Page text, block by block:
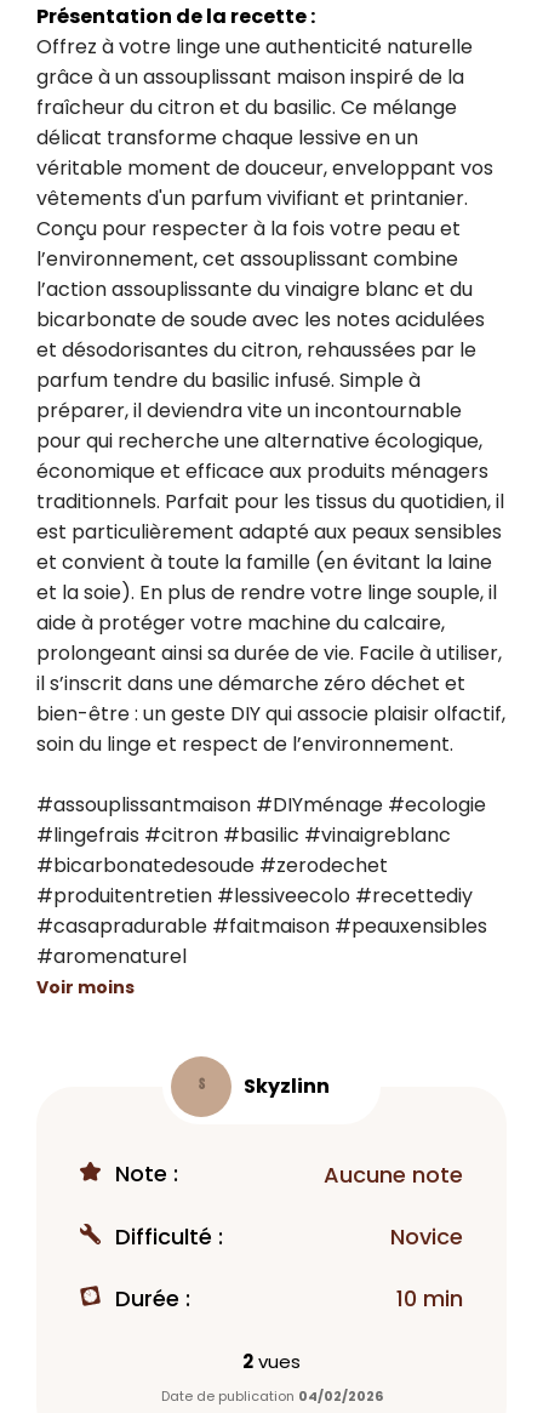
Présentation de la recette :
Offrez à votre linge une authenticité naturelle
grâce à un assouplissant maison inspiré de la
fraîcheur du citron et du basilic. Ce mélange
délicat transforme chaque lessive en un
véritable moment de douceur, enveloppant vos
vêtements d'un parfum vivifiant et printanier.
Conçu pour respecter à la fois votre peau et
l’environnement, cet assouplissant combine
l’action assouplissante du vinaigre blanc et du
bicarbonate de soude avec les notes acidulées
et désodorisantes du citron, rehaussées par le
parfum tendre du basilic infusé. Simple à
préparer, il deviendra vite un incontournable
pour qui recherche une alternative écologique,
économique et efficace aux produits ménagers
traditionnels. Parfait pour les tissus du quotidien, il
est particulièrement adapté aux peaux sensibles
et convient à toute la famille (en évitant la laine
et la soie). En plus de rendre votre linge souple, il
aide à protéger votre machine du calcaire,
prolongeant ainsi sa durée de vie. Facile à utiliser,
il s’inscrit dans une démarche zéro déchet et
bien-être : un geste DIY qui associe plaisir olfactif,
soin du linge et respect de l’environnement.
#assouplissantmaison #DIYménage #ecologie
#lingefrais #citron #basilic #vinaigreblanc
#bicarbonatedesoude #zerodechet
#produitentretien #lessiveecolo #recettediy
#casapradurable #faitmaison #peauxensibles
#aromenaturel
Voir moins
S Skyzlinn
Note : Aucune note
Difficulté : Novice
Durée : 10 min
2vues
Date de publication 04/02/2026